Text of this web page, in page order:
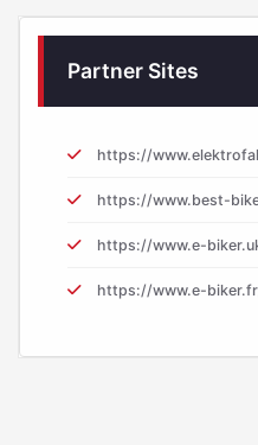
Partner Sites
https://
https://www.best-
https://www.e-
https://www.e-